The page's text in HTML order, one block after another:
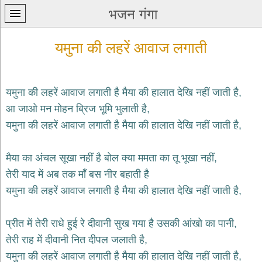
भजन गंगा
प्रथम
पन्ना
कृष्ण
भजन
krishna
bhajans
भजन
bhajans
हनुमान
यमुना की लहरें आवाज लगाती
यमुना की लहरें आवाज लगाती है मैया की हालात देखि नहीं जाती है,
आ जाओ मन मोहन ब्रिज भूमि भुलाती है,
यमुना की लहरें आवाज लगाती है मैया की हालात देखि नहीं जाती है,
मैया का अंचल सूखा नहीं है बोल क्या ममता का तू भूखा नहीं,
तेरी याद में अब तक माँ बस नीर बहाती है
यमुना की लहरें आवाज लगाती है मैया की हालात देखि नहीं जाती है,
प्रीत में तेरी राधे हुई रे दीवानी सुख गया है उसकी आंखो का पानी,
तेरी राह में दीवानी नित दीपल जलाती है,
यमुना की लहरें आवाज लगाती है मैया की हालात देखि नहीं जाती है,